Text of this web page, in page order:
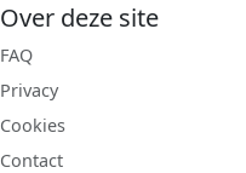
Over deze site
FAQ
Privacy
Cookies
Contact